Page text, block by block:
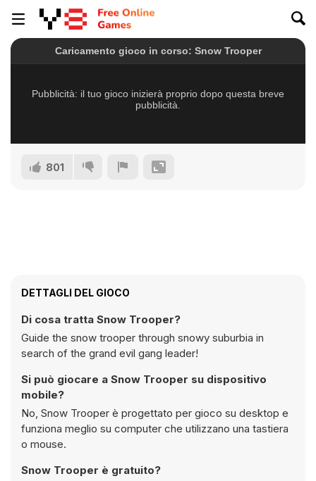
801
DETTAGLI DEL GIOCO
Di cosa tratta Snow Trooper?
Guide the snow trooper through snowy suburbia in
search of the grand evil gang leader!
Si può giocare a Snow Trooper su dispositivo
mobile?
No, Snow Trooper è progettato per gioco su desktop e
funziona meglio su computer che utilizzano una tastiera
o mouse.
Snow Trooper è gratuito?